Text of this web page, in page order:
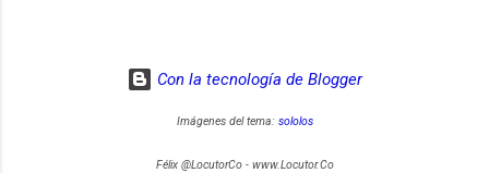
Con la tecnología de Blogger
Imágenes del tema: sololos
Félix @LocutorCo - www.Locutor.Co